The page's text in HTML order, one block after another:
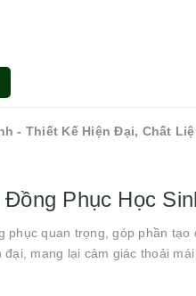
- Thiết Kế Hiện Đại, Chất
Phục Học
phục quan trọng, góp phần
mang lại cảm giác thoải